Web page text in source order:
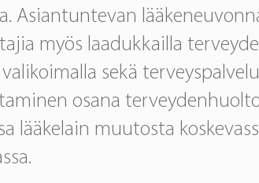
Asiantuntevan
myös laadukkailla
sekä
osana
lääkelain muutosta